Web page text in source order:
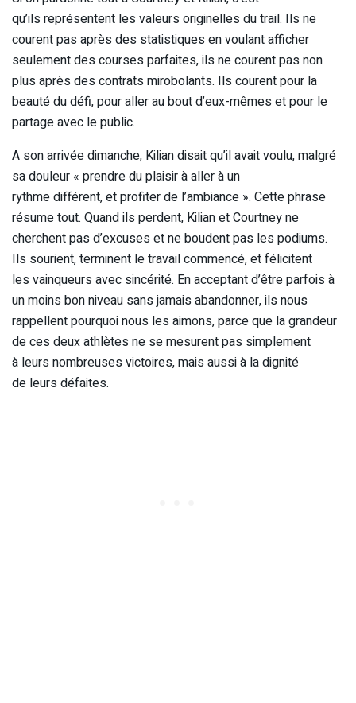
qu’ils représentent les valeurs originelles du trail. Ils ne
courent pas après des statistiques en voulant afficher
seulement des courses parfaites, ils ne courent pas non
plus après des contrats mirobolants. Ils courent pour la
beauté du défi, pour aller au bout d’eux-mêmes et pour le
partage avec le public.
A son arrivée dimanche, Kilian disait qu’il avait voulu, malgré
sa douleur « prendre du plaisir à aller à un
rythme différent, et profiter de l’ambiance ». Cette phrase
résume tout. Quand ils perdent, Kilian et Courtney ne
cherchent pas d’excuses et ne boudent pas les podiums.
Ils sourient, terminent le travail commencé, et félicitent
les vainqueurs avec sincérité. En acceptant d’être parfois à
un moins bon niveau sans jamais abandonner, ils nous
rappellent pourquoi nous les aimons, parce que la grandeur
de ces deux athlètes ne se mesurent pas simplement
à leurs nombreuses victoires, mais aussi à la dignité
de leurs défaites.